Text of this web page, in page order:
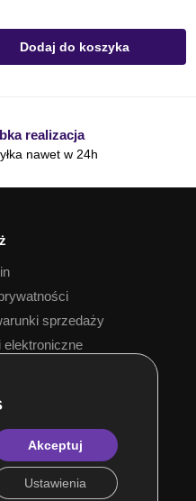
Dodaj do koszyka
realizacja
nawet w 24h
sprzedaży
elektroniczne
Akceptuj
Ustawienia